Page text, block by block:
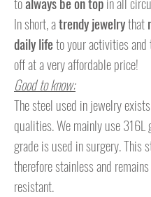
In short, atrendy jewelrythat
daily lifeto your activities
off at a very affordable price!
Good to know:
The steel used in jewelry
qualities. We mainly use 316L
grade is used in surgery. This
therefore stainless and
resistant.